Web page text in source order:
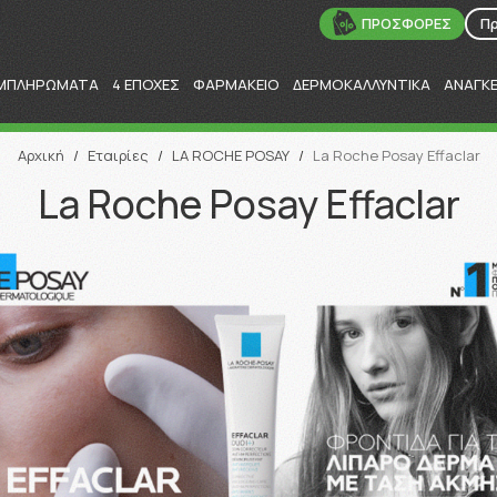
ΠΡΟΣΦΟΡΕΣ
4 ΕΠΟΧΕΣ ΦΑΡΜΑΚΕΙΟ ΔΕΡΜΟΚΑΛΛΥΝΤΙΚΑ
Αναζήτηση
Αρχική / Εταιρίες / LA ROCHE POSAY / La Roche Posay Effaclar
La Roche Posay Effaclar